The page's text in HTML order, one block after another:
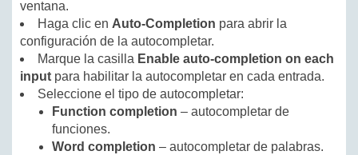
ventana.
Haga clic en Auto-Completion para abrir la
configuración de la autocompletar.
Marque la casilla Enable auto-completion on each
input para habilitar la autocompletar en cada entrada.
Seleccione el tipo de autocompletar:
Function completion – autocompletar de
funciones.
Word completion – autocompletar de palabras.